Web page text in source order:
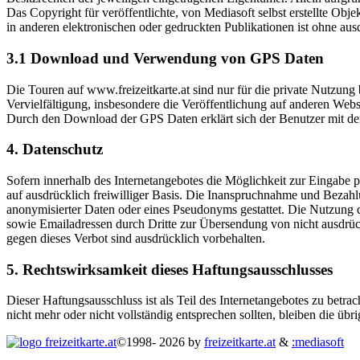
Das Copyright für veröffentlichte, von Mediasoft selbst erstellte
in anderen elektronischen oder gedruckten Publikationen ist ohne
3.1 Download und Verwendung von GPS Daten
Die Touren auf www.freizeitkarte.at sind nur für die private Nutzung
Vervielfältigung, insbesondere die Veröffentlichung auf anderen
Durch den Download der GPS Daten erklärt sich der Benutzer mit
4. Datenschutz
Sofern innerhalb des Internetangebotes die Möglichkeit zur Eingabe
auf ausdrücklich freiwilliger Basis. Die Inanspruchnahme und
anonymisierter Daten oder eines Pseudonyms gestattet. Die
sowie Emailadressen durch Dritte zur Übersendung von nicht
gegen dieses Verbot sind ausdrücklich vorbehalten.
5. Rechtswirksamkeit dieses Haftungsausschlusses
Dieser Haftungsausschluss ist als Teil des Internetangebotes zu
nicht mehr oder nicht vollständig entsprechen sollten, bleiben die
©1998- 2026 by freizeitkarte.at& :mediasoft